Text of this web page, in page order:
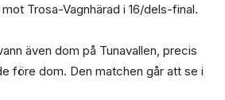
Trosa-Vagnhärad i 16/dels-final.
även dom på Tunavallen, precis
före dom. Den matchen går att se i